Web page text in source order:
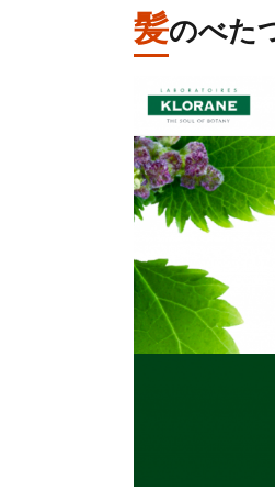
髪のべた